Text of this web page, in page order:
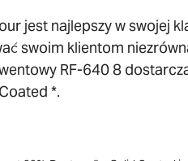
jest najlepszy w swojej
swoim klientom
RF-640 8
*.